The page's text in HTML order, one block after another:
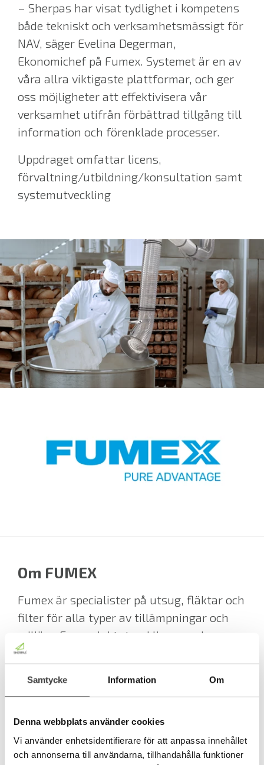
Samtycke Information Om
Denna webbplats använder cookies
Vi använder enhetsidentifierare för att anpassa innehållet
och annonserna till användarna, tillhandahålla funktioner
– Sherpas har visat tydlighet i kompetens
både tekniskt och verksamhetsmässigt för
NAV, säger Evelina Degerman,
Ekonomichef på Fumex. Systemet är en av
våra allra viktigaste plattformar, och ger
oss möjligheter att effektivisera vår
verksamhet utifrån förbättrad tillgång till
information och förenklade processer.
Uppdraget omfattar licens,
förvaltning/utbildning/konsultation samt
systemutveckling
Om FUMEX
Fumex är specialister på utsug, fläktar och
filter för alla typer av tillämpningar och
miljöer. En produktutveckling som bygger
på modern teknik och design skapar
arbetsmiljö. Distribution genom egna
distributörer över hela världen skapar
förutsättningar för en fortsatt stabil
tillväxt. Värdet för kunderna skapas